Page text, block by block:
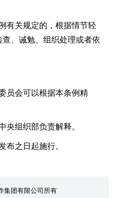
关规定的，根据情节轻
、诫勉、组织处理或者依
会可以根据本条例精
组织部负责解释。
之日起施行。
集团有限公司所有